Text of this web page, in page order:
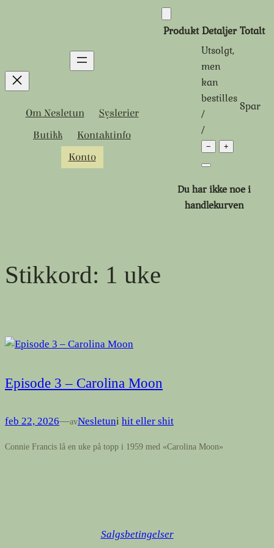
Om Nesletun
Syslerier
Butikk
Kontaktinfo
Konto
Produkter
handlekurven
Produkt Detaljer Totalt
Utsolgt,
men
kan
bestilles
Tidligere
pris:
Rabattert
pris:
/
/
− +
Spar
Du har ikke noe i
handlekurven
Stikkord: 1 uke
Episode 3 – Carolina Moon
feb 22, 2026—avNesletuni hit eller shit
Connie Francis lå en uke på topp i 1959 med «Carolina Moon»
Salgsbetingelser